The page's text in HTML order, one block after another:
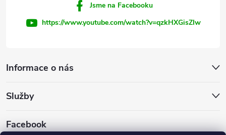
Informace o nás
Služby
Facebook
Jsme na Facebooku
https://www.youtube.com/watch?v=qzkHXGisZIw